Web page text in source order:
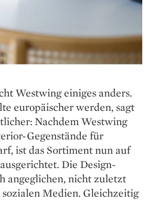
Westwing einiges anders.
europäischer werden, sagt
Nachdem ­Westwing
Gegenstände für
ist das Sortiment nun auf
Die Design­
angeglichen, nicht zuletzt
Medien. Gleichzeitig